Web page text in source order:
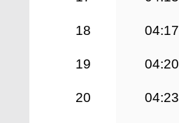
18 04:17
19 04:20
20 04:23